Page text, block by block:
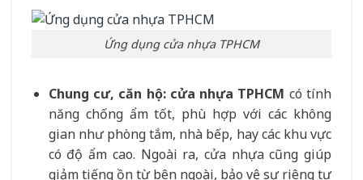
Ứng dụng cửa nhựa TPHCM
Chung cư, căn hộ: cửa nhựa TPHCM có tính
năng chống ẩm tốt, phù hợp với các không
gian như phòng tắm, nhà bếp, hay các khu vực
có độ ẩm cao. Ngoài ra, cửa nhựa cũng giúp
giảm tiếng ồn từ bên ngoài, bảo vệ sự riêng tư